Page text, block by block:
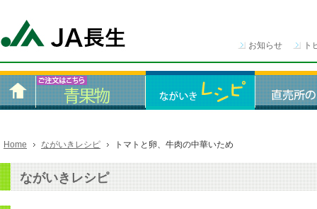
お知らせ ト
Home ながいきレシピ トマトと卵、牛肉の中華いため
ながいきレシピ